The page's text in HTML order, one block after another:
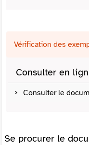
Vérification des
Consulter en
Consulter le
Se procurer le